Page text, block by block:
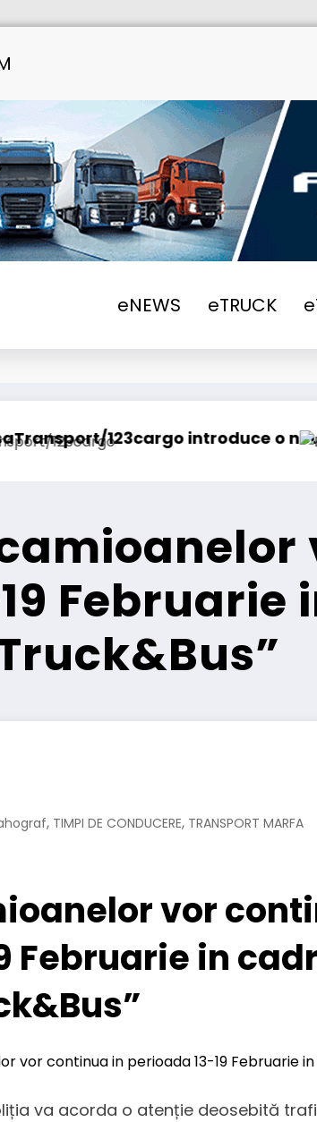
eNEWS eTRUCK
vor continua in
o nouă funcționalitate
Daimler Truck recheamă în
Februarie
, TIMPI DE CONDUCERE, TRANSPORT MARFA
vor
Februarie in
va acorda o atenție deosebită